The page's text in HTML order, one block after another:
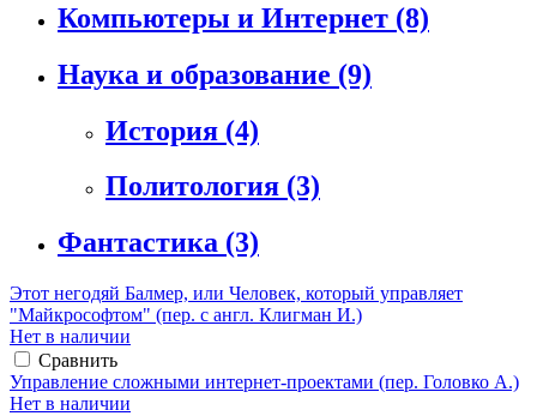
Компьютеры и Интернет (8)
Наука и образование (9)
История (4)
Политология (3)
Фантастика (3)
Этот негодяй Балмер, или Человек, который управляет
"Майкрософтом" (пер. с англ. Клигман И.)
Нет в наличии
Сравнить
Управление сложными интернет-проектами (пер. Головко А.)
Нет в наличии